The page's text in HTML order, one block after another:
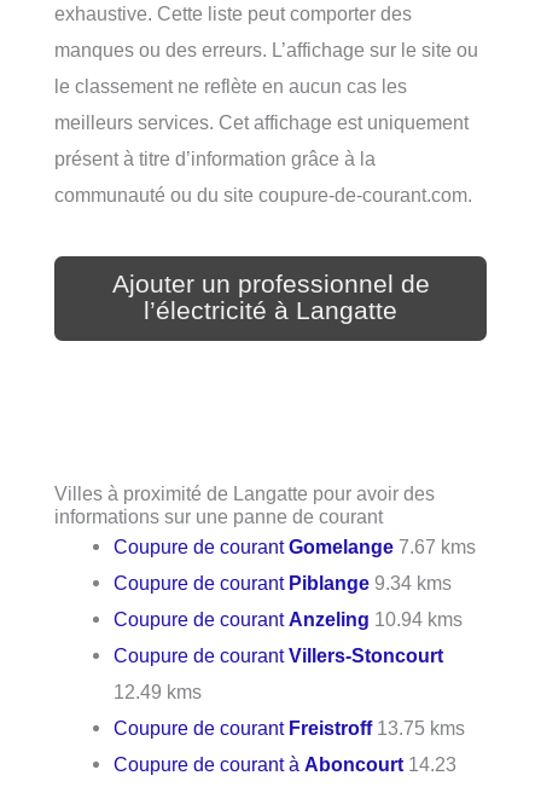
exhaustive. Cette liste peut comporter des
manques ou des erreurs. L’affichage sur le site ou
le classement ne reflète en aucun cas les
meilleurs services. Cet affichage est uniquement
présent à titre d’information grâce à la
communauté ou du site coupure-de-courant.com.
Ajouter un professionnel de
l’électricité à Langatte
Villes à proximité de Langatte pour avoir des
informations sur une panne de courant
Coupure de courantGomelange 7.67 kms
Coupure de courant Piblange 9.34 kms
Coupure de courantAnzeling 10.94 kms
Coupure de courantVillers-Stoncourt
12.49 kms
Coupure de courant Freistroff13.75 kms
Coupure de courant àAboncourt 14.23